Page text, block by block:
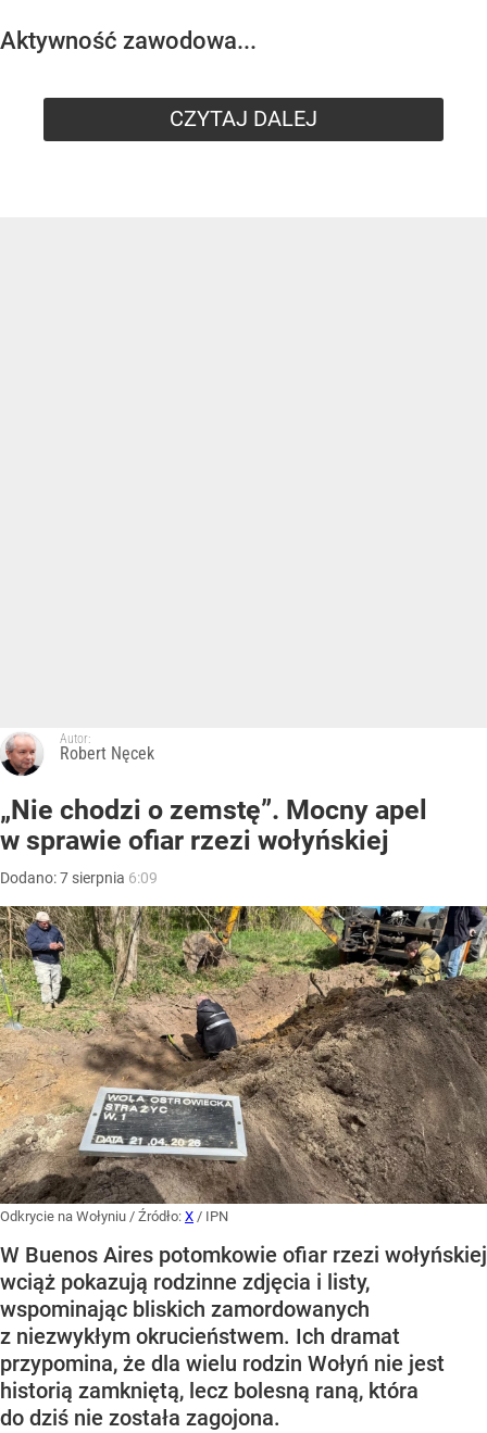
Aktywność zawodowa...
CZYTAJ DALEJ
Autor:
Robert Nęcek
„Nie chodzi o zemstę”. Mocny apel
w sprawie ofiar rzezi wołyńskiej
Dodano:7 sierpnia 6:09
Odkrycie na Wołyniu / Źródło: X / IPN
W Buenos Aires potomkowie ofiar rzezi wołyńskiej
wciąż pokazują rodzinne zdjęcia i listy,
wspominając bliskich zamordowanych
z niezwykłym okrucieństwem. Ich dramat
przypomina, że dla wielu rodzin Wołyń nie jest
historią zamkniętą, lecz bolesną raną, która
do dziś nie została zagojona.